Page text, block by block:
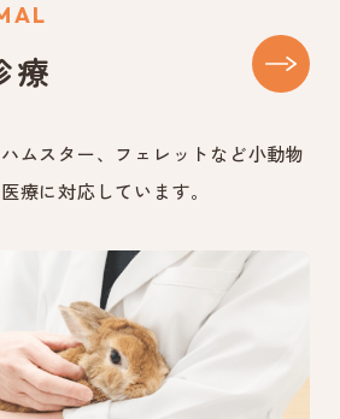
療
ムスター、フェレットなど小動物
療に対応しています。